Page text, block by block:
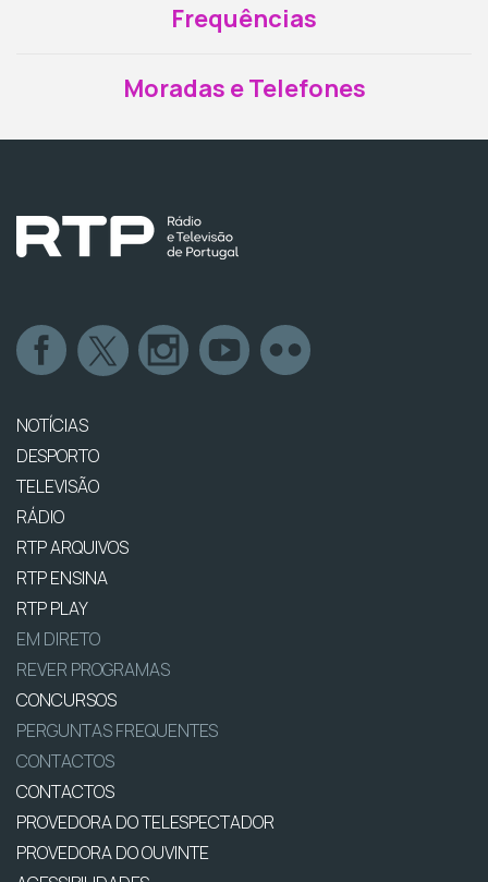
Frequências
Moradas e Telefones
NOTÍCIAS
DESPORTO
TELEVISÃO
RÁDIO
RTP ARQUIVOS
RTP ENSINA
RTP PLAY
EM DIRETO
REVER PROGRAMAS
CONCURSOS
PERGUNTAS FREQUENTES
CONTACTOS
CONTACTOS
PROVEDORA DO TELESPECTADOR
PROVEDORA DO OUVINTE